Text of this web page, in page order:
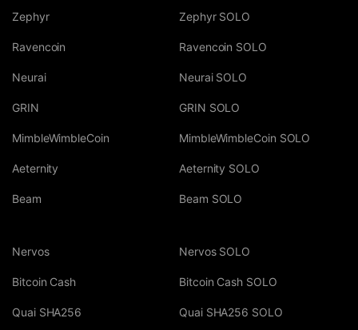
Zephyr
Ravencoin
Neurai
GRIN
MimbleWimbleCoin
Aeternity
Beam
Zephyr SOLO
Ravencoin SOLO
Neurai SOLO
GRIN SOLO
MimbleWimbleCoin SOLO
Aeternity SOLO
Beam SOLO
Nervos
Bitcoin Cash
Quai SHA256
Nervos SOLO
Bitcoin Cash SOLO
Quai SHA256 SOLO